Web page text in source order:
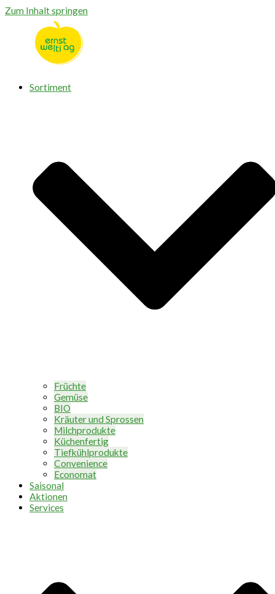
Zum Inhalt springen
Sortiment
Früchte
Gemüse
BIO
Kräuter und Sprossen
Milchprodukte
Küchenfertig
Tiefkühlprodukte
Convenience
Economat
Saisonal
Aktionen
Services